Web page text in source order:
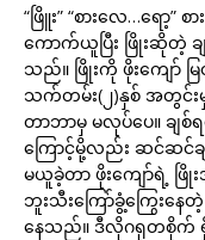
“ဖြိူး” “စားလေ…ရော့
ကောက်ယူပြီး ဖြိုးဆိုတဲ့
သည်။ ဖြိုးကို ဖိုးကျော် မ
သက်တမ်း(၂)နှစ် အတွင်းမှ
တာဘာမှ မလုပ်ပေ။ ချစ်
ကြောင့်မို့လည်း ဆင်ဆင်
မယူခဲ့တာ ဖိုးကျော်ရဲ့ ဖြို
ဘူးသီးကြော်ခွံ့ကြွေးနေ
နေသည်။ ဒီလိုဂရုတစိုက်